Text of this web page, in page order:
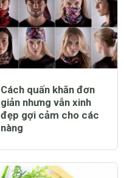
Cách quấn khăn đơn
giản nhưng vẫn xinh
đẹp gợi cảm cho các
nàng